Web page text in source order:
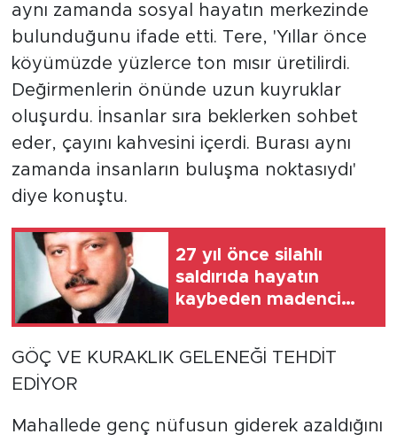
aynı zamanda sosyal hayatın merkezinde
bulunduğunu ifade etti. Tere, 'Yıllar önce
köyümüzde yüzlerce ton mısır üretilirdi.
Değirmenlerin önünde uzun kuyruklar
oluşurdu. İnsanlar sıra beklerken sohbet
eder, çayını kahvesini içerdi. Burası aynı
zamanda insanların buluşma noktasıydı'
diye konuştu.
27 yıl önce silahlı
saldırıda hayatın
kaybeden madenci
GÖÇ VE KURAKLIK GELENEĞİ TEHDİT
EDİYOR
Mahallede genç nüfusun giderek azaldığını